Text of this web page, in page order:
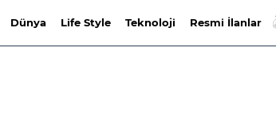
Dünya Life Style Teknoloji Resmi İlanlar